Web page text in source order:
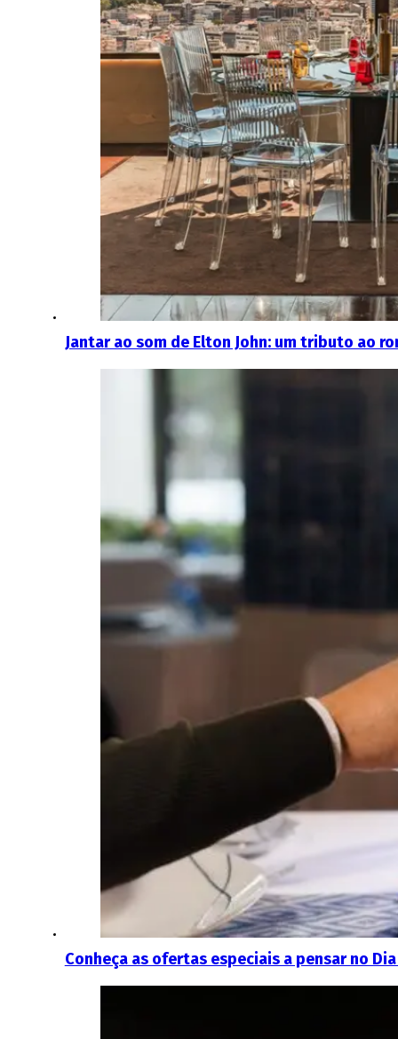
Jantar ao som de Elton John: um tributo ao
Conheça as ofertas especiais a pensar no